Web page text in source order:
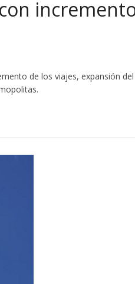
de los viajes, expansión